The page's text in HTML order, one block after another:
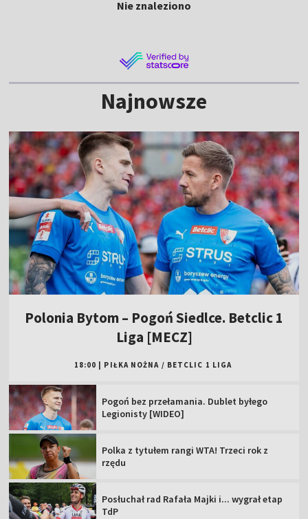
Nie znaleziono
Najnowsze
Polonia Bytom – Pogoń Siedlce. Betclic 1
Liga [MECZ]
18:00 PIŁKA NOŻNA / BETCLIC 1 LIGA
Pogoń bez przełamania. Dublet byłego
Legionisty [WIDEO]
Polka z tytułem rangi WTA! Trzeci rok z
rzędu
Posłuchał rad Rafała Majki i... wygrał etap
TdP